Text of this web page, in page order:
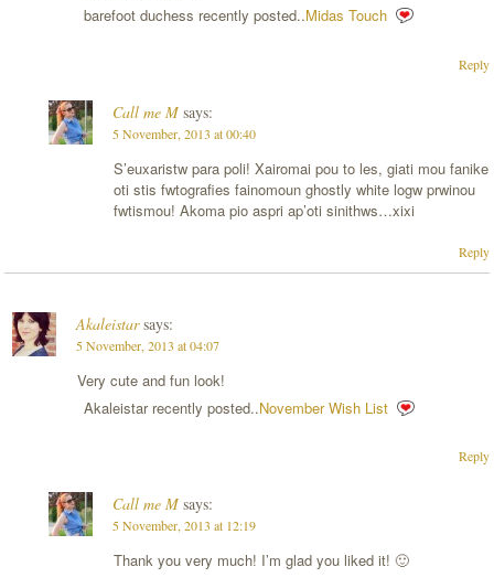
barefoot duchess recently posted..Midas Touch
Reply
Call me M says:
5 November, 2013 at 00:40
S’euxaristw para poli! Xairomai pou to les, giati mou fanike
oti stis fwtografies fainomoun ghostly white logw prwinou
fwtismou! Akoma pio aspri ap’oti sinithws…xixi
Reply
Akaleistar says:
5 November, 2013 at 04:07
Very cute and fun look!
Akaleistar recently posted..November Wish List
Reply
Call me M says:
5 November, 2013 at 12:19
Thank you very much! I’m glad you liked it! 🙂